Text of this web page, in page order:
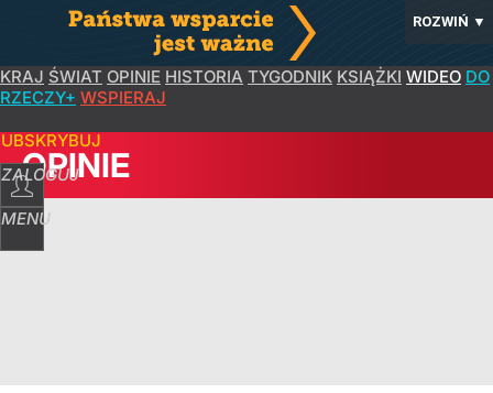
ROZWIŃ ▼
KRAJ ŚWIAT OPINIE HISTORIA TYGODNIK KSIĄŻKI WIDEO DO
RZECZY+ WSPIERAJ
ZALOGUJ
MENU
OPINIE